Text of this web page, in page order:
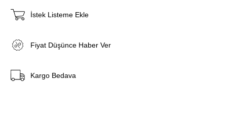
İstek Listeme Ekle
Fiyat Düşünce Haber Ver
Kargo Bedava